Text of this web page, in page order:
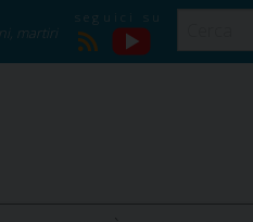
martiri
RSS
YouTube